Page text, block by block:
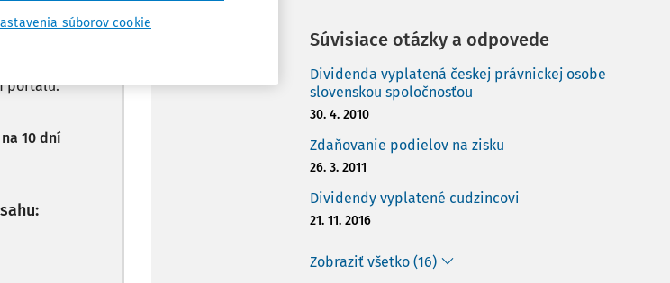
portálu.
10 dní
Súvisiace otázky a odpovede
Dividenda vyplatená českej právnickej osobe
slovenskou spoločnosťou
30. 4. 2010
Zdaňovanie podielov na zisku
26. 3. 2011
Dividendy vyplatené cudzincovi
21. 11. 2016
Zobraziť všetko (16)
súborov cookie